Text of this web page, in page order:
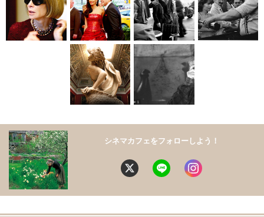
シネマカフェをフォローしよう！